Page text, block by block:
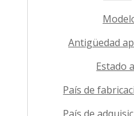
Antigüedad
Estado
País de